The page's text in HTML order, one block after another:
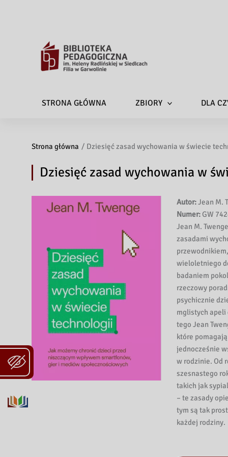
STRONA GŁÓWNA ZBIORY DLA
Strona główna Dziesięć zasad wychowania w świecie
Dziesięć zasad wychowania w
Autor:Jean M.
Numer: GW
Jean M.
zasadami
wieloletniego
badaniem
rzeczowy
psychicznie
mglistych apeli
tego Jean
które
jednocześnie
w rodzinie. Od
szesnastego
takich jak
– te zasady
tym są tak
każdej rodziny.